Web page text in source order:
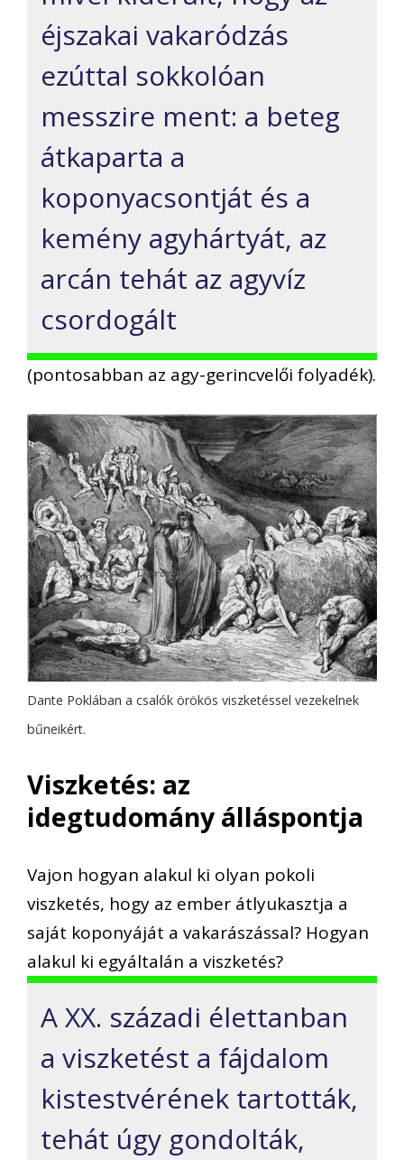
éjszakai vakaródzás
ezúttal sokkolóan
messzire ment: a beteg
átkaparta a
koponyacsontját és a
kemény agyhártyát, az
arcán tehát az agyvíz
csordogált
(pontosabban az agy-gerincvelői folyadék).
Dante Poklában a csalók örökös viszketéssel vezekelnek
bűneikért.
Viszketés: az
idegtudomány álláspontja
Vajon hogyan alakul ki olyan pokoli
viszketés, hogy az ember átlyukasztja a
saját koponyáját a vakarászással? Hogyan
alakul ki egyáltalán a viszketés?
A XX. századi élettanban
a viszketést a fájdalom
kistestvérének tartották,
tehát úgy gondolták,